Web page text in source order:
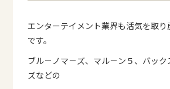
エンターテイメント業界も活気を取り
です。
ブル－ノマ－ズ、マル－ン５、バック
ズなどの